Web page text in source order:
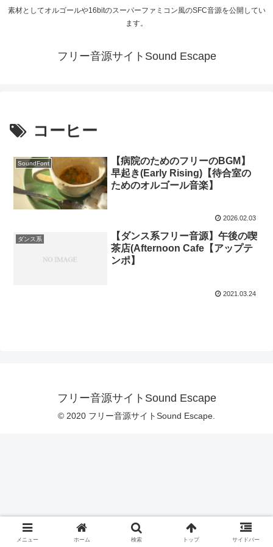
素材としてオルゴールや16bitのスーパーファミコン風のSFC音源を公開してい
ます。
フリー音源サイトSound Escape
コーヒー
SoundFont
【病院のためのフリーのBGM】
早起き(Early Rising)【待合室の
ためのオルゴール音楽】
2026.02.03
ダンス系
【ダンス系フリー音源】午後の喫
茶店(Afternoon Cafe【アップテ
ンポ】
2021.03.24
フリー音源サイトSound Escape
© 2020 フリー音源サイトSound Escape.
メニュー ホーム 検索 トップ サイドバー